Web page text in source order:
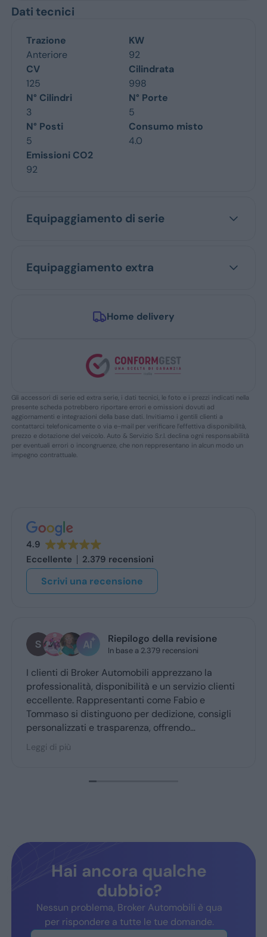
Dati tecnici
Trazione
Anteriore
KW
92
CV
125
Cilindrata
998
N° Cilindri
3
N° Porte
5
N° Posti
5
Consumo misto
4.0
Emissioni CO2
92
Equipaggiamento di serie
Equipaggiamento extra
Home delivery
Gli accessori di serie ed extra serie, i dati tecnici, le foto e i prezzi indicati nella
presente scheda potrebbero riportare errori e omissioni dovuti ad
aggiornamenti e integrazioni della base dati. Invitiamo i gentili clienti a
contattarci telefonicamente o via e-mail per verificare l’effettiva disponibilità,
prezzo e dotazione del veicolo. Auto & Servizio S.r.l. declina ogni responsabilità
per eventuali errori o incongruenze, che non reppresentano in alcun modo un
impegno contrattuale.
4.9
Eccellente
2.379 recensioni
Scrivi una recensione
Riepilogo della revisione
In base a 2.379 recensioni
di Broker Automobili apprezzano la
disponibilità e un servizio clienti
Rappresentanti come Fabio e
si distinguono per dedizione, consigli
e trasparenza, offrendo
d’acquisto accogliente. Broker
è molto consigliato dai clienti fedeli,
Grazie
Hai ancora qualche
dubbio?
Nessun problema, Broker Automobili è qua
per rispondere a tutte le tue domande.